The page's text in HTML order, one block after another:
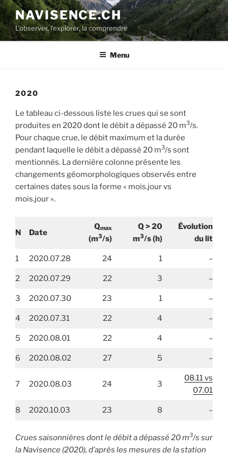
Aller
au
contenu
principal
NAVISENCE.CH
L’observer, l’explorer, la comprendre
Menu
2020
Le tableau ci-dessous liste les crues qui se sont
produites en 2020 dont le débit a dépassé 20 m3/s.
Pour chaque crue, le débit maximum et la durée
pendant laquelle le débit a dépassé 20 m3/s sont
mentionnés. La dernière colonne présente les
changements géomorphologiques observés entre
certaines dates sous la forme « mois.jour vs
mois.jour ».
N Date
Qmax
(m3/s)
Q > 20
m3/s(h)
Évolution
du lit
1 2020.07.28 24 1 –
2 2020.07.29 22 3 –
3 2020.07.30 23 1 –
4 2020.07.31 22 4 –
5 2020.08.01 22 4 –
6 2020.08.02 27 5 –
7 2020.08.03 24 3
08.11 vs
07.01
8 2020.10.03 23 8 –
Crues saisonnières dont le débit a dépassé 20 m3/s sur
la Navisence (2020), d’après les mesures de la station